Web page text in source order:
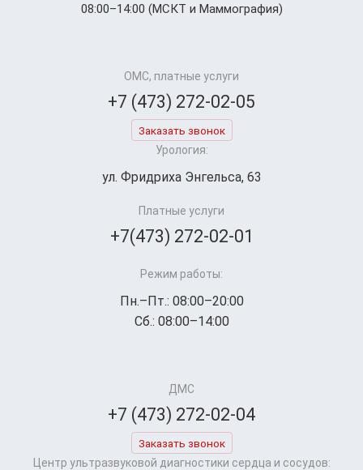
08:00–14:00 (МСКТ и Маммография)
ОМС, платные услуги
+7 (473) 272-02-05
Заказать звонок
Урология:
ул. Фридриха Энгельса, 63
Платные услуги
+7(473) 272-02-01
Режим работы:
Пн.–Пт.: 08:00–20:00
Сб.: 08:00–14:00
ДМС
+7 (473) 272-02-04
Заказать звонок
Центр ультразвуковой диагностики сердца и сосудов: